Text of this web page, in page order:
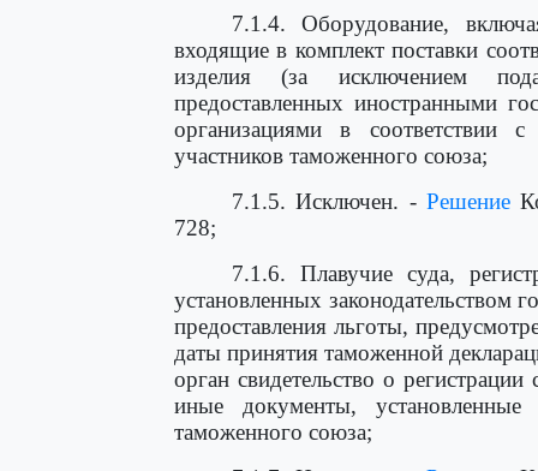
7.1.4. Оборудование,
входящие в комплект поставки
изделия (за исключением
предоставленных иностранными
организациями в соответствии
участников таможенного союза;
7.1.5. Исключен. - Решение
728;
7.1.6. Плавучие суда,
установленных законодательством
предоставления льготы,
даты принятия таможенной
орган свидетельство о
иные документы, установленные
таможенного союза;